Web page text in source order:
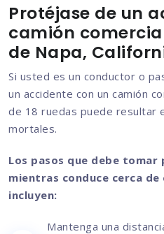
Protéjase de un
camión
de Napa,
Si usted es un conductor o
un accidente con un camión
de 18 ruedas puede resultar
mortales.
Los pasos que debe
mientras conduce cerca de
incluyen:
Mantenga una